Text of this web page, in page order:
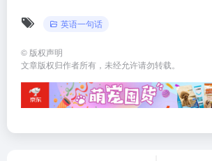
英语一句话
© 版权声明
文章版权归作者所有，未经允许请勿转载。